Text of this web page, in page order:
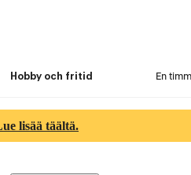
Hobby och fritid En
lisää täältä.